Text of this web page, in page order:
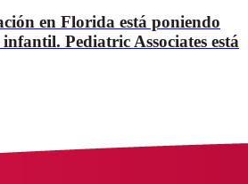
en Florida está poniendo
Pediatric Associates está